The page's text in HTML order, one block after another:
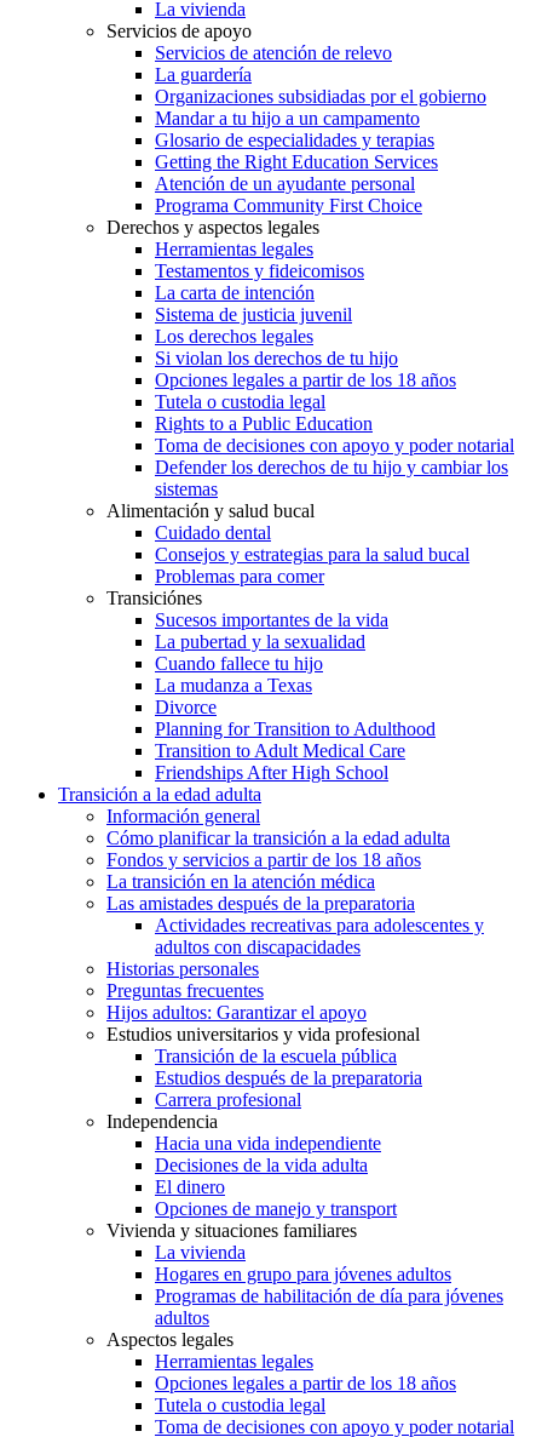
La vivienda
Servicios de apoyo
Servicios de atención de relevo
La guardería
Organizaciones subsidiadas por el gobierno
Mandar a tu hijo a un campamento
Glosario de especialidades y terapias
Getting the Right Education Services
Atención de un ayudante personal
Programa Community First Choice
Derechos y aspectos legales
Herramientas legales
Testamentos y fideicomisos
La carta de intención
Sistema de justicia juvenil
Los derechos legales
Si violan los derechos de tu hijo
Opciones legales a partir de los 18 años
Tutela o custodia legal
Rights to a Public Education
Toma de decisiones con apoyo y poder notarial
Defender los derechos de tu hijo y cambiar los
sistemas
Alimentación y salud bucal
Cuidado dental
Consejos y estrategias para la salud bucal
Problemas para comer
Transiciónes
Sucesos importantes de la vida
La pubertad y la sexualidad
Cuando fallece tu hijo
La mudanza a Texas
Divorce
Planning for Transition to Adulthood
Transition to Adult Medical Care
Friendships After High School
Transición a la edad adulta
Información general
Cómo planificar la transición a la edad adulta
Fondos y servicios a partir de los 18 años
La transición en la atención médica
Las amistades después de la preparatoria
Actividades recreativas para adolescentes y
adultos con discapacidades
Historias personales
Preguntas frecuentes
Hijos adultos: Garantizar el apoyo
Estudios universitarios y vida profesional
Transición de la escuela pública
Estudios después de la preparatoria
Carrera profesional
Independencia
Hacia una vida independiente
Decisiones de la vida adulta
El dinero
Opciones de manejo y transport
Vivienda y situaciones familiares
La vivienda
Hogares en grupo para jóvenes adultos
Programas de habilitación de día para jóvenes
adultos
Aspectos legales
Herramientas legales
Opciones legales a partir de los 18 años
Tutela o custodia legal
Toma de decisiones con apoyo y poder notarial